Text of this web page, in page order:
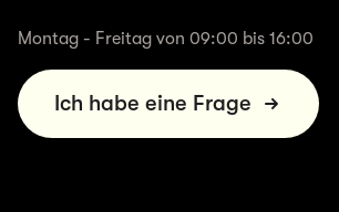
Montag - Freitag von 09:00 bis 16:00
Ich habe eine Frage